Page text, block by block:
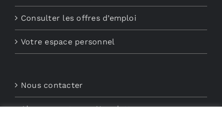
Consulter les offres d’emploi
Votre espace personnel
Nous contacter
Abonnements aux Newsletters